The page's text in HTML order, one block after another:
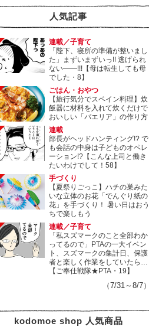
人気記事
連載／子育て
「陛下、寝所の準備が整いまし
た」まずいまずいっ!! 逃げられ
ない――!!!【母は転生しても母
でした・8】
ごはん・おやつ
【旅行気分でスペイン料理】炊
飯器に材料を入れて炊くだけで
おいしい「パエリア」の作り方
連載
部長がヘッドハンティング!? で
も会話の中身は子どものオペレ
ーション!?【こんな上司と働き
たいわけでして！58】
手づくり
【夏祭りごっこ】ハチの巣みた
いな立体のお花「でんぐり紙の
花」を手づくり！ 暑い日はおう
ちで楽しもう
連載／子育て
「私スズマークのこと全部わか
ってるので」PTAの一大イベン
ト、スズマークの集計日、保護
者と楽しく作業をしていたら…
【ご奉仕戦隊★PTA・19】
（7/31～8/7）
kodomoe shop 人気商品